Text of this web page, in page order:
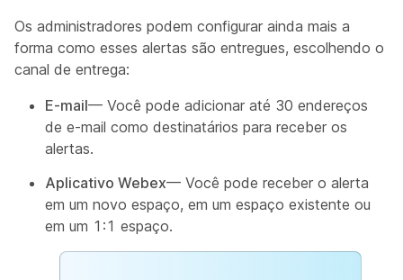
Os administradores podem configurar ainda mais a
forma como esses alertas são entregues, escolhendo o
canal de entrega:
E-mail— Você pode adicionar até 30 endereços
de e-mail como destinatários para receber os
alertas.
Aplicativo Webex— Você pode receber o alerta
em um novo espaço, em um espaço existente ou
em um 1:1 espaço.